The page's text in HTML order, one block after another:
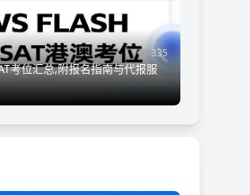
335
考位汇总,附报名指南与代报服